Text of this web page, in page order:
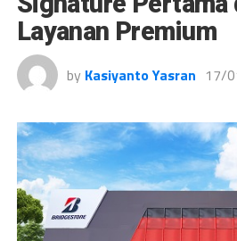
Layanan Premium
by Kasiyanto Yasran 17/